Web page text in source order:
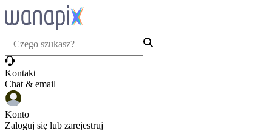
Kontakt
Chat & email
Konto
Zaloguj się lub zarejestruj